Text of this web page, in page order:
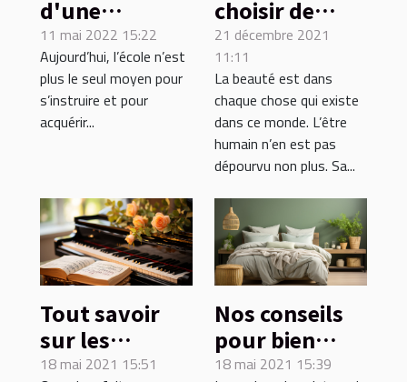
d'une
instruction en
famille pour
l'enfant.
11 mai 2022 15:22
Aujourd’hui, l’école n’est
plus le seul moyen pour
s’instruire et pour
acquérir...
choisir de
porter des
bijoux
artisanaux ?
21 décembre 2021
11:11
La beauté est dans
chaque chose qui existe
dans ce monde. L’être
humain n’en est pas
dépourvu non plus. Sa...
Tout savoir
sur les
partitions
18 mai 2021 15:51
Nos conseils
pour bien
choisir la
18 mai 2021 15:39